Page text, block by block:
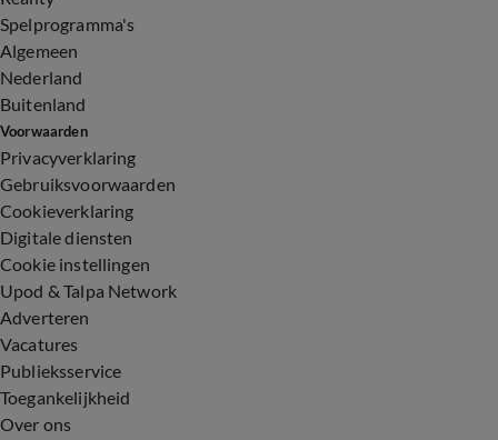
Spelprogramma's
Algemeen
Nederland
Buitenland
Voorwaarden
Privacyverklaring
Gebruiksvoorwaarden
Cookieverklaring
Digitale diensten
Cookie instellingen
Upod & Talpa Network
Adverteren
Vacatures
Publieksservice
Toegankelijkheid
Over ons